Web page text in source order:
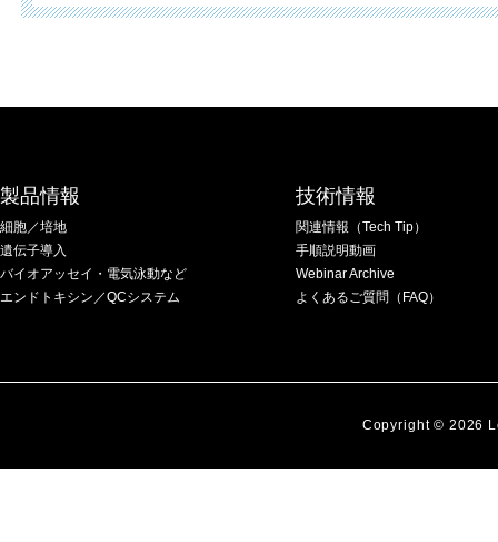
製品情報
細胞／培地
遺伝子導入
バイオアッセイ・電気泳動など
エンドトキシン／QCシステム
技術情報
関連情報（Tech Tip）
手順説明動画
Webinar Archive
よくあるご質問（FAQ）
Copyright © 2026